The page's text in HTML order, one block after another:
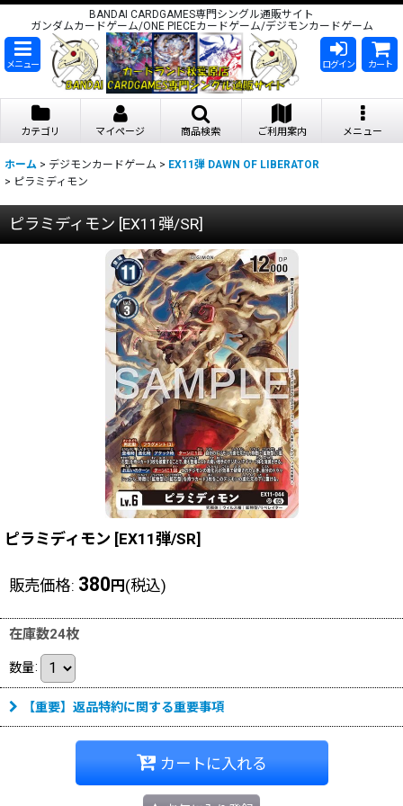
BANDAI CARDGAMES専門シングル通販サイト
ガンダムカードゲーム/ONE PIECEカードゲーム/デジモンカードゲーム
メニュー ログイン カート
カテゴリ マイページ 商品検索 ご利用案内 メニュー
ホーム > デジモンカードゲーム > EX11弾 DAWN OF LIBERATOR
> ピラミディモン
ピラミディモン [EX11弾/SR]
ピラミディモン [EX11弾/SR]
販売価格: 380 円 (税込)
在庫数24枚
数量:
【重要】返品特約に関する重要事項
カートに入れる